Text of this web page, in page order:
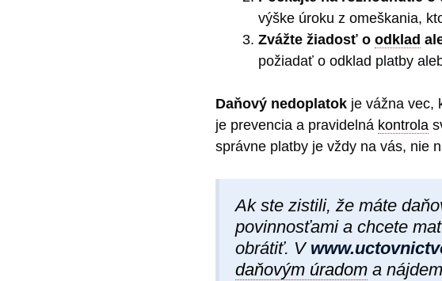
výške úroku z omeškania,
Zvážte žiadosť o odklad
požiadať o odklad platby
Daňový nedoplatok je vážna vec,
je prevencia a pravidelná kontrola
správne platby je vždy na vás, nie
Ak ste zistili, že máte
povinnosťami a chcete
obrátiť. V
daňovým úradom a